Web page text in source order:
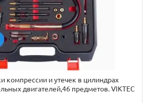
компрессии и утечек в цилиндрах
двигателей,46 предметов. VIKTEC